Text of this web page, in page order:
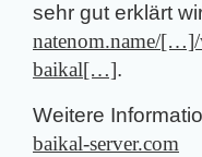
sehr gut erklärt
natenom.name/[…]/
baikal[…].
Weitere
baikal-server.com